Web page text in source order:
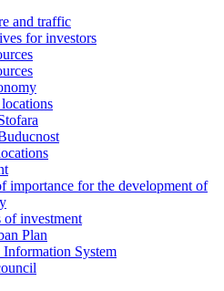
and traffic
for investors
importance for the development of
of investment
Plan
System